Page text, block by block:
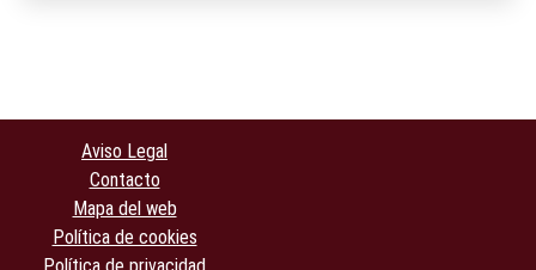
Aviso Legal
Contacto
Mapa del web
Política de cookies